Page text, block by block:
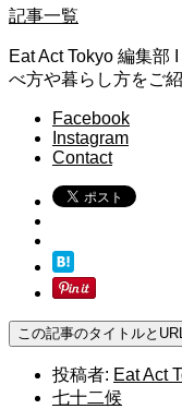
記事一覧
Eat Act Tokyo 編集
べ方や暮らし方をご
Facebook
Instagram
Contact
この記事のタイトルと
投稿者: Eat Act
七十二候